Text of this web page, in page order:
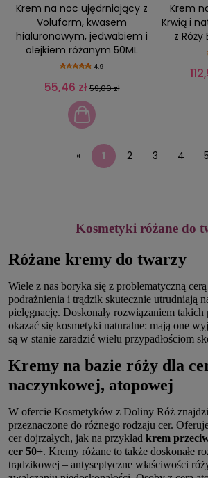
Krem na noc ujędrniający z
Voluform, kwasem
hialuronowym, jedwabiem i
olejkiem różanym 50ML
4.9
55,46 zł 59,00 zł
Krem
Krwią i
z Róży
« 1 2 3 4 5
Kosmetyki różane do
Różane kremy do twarzy
Wiele z nas boryka się z problematyczną
podrażnienia i trądzik skutecznie utrudniają
pielęgnację. Doskonały rozwiązaniem
okazać się kosmetyki naturalne: mają one
są w stanie zaradzić wielu przypadłościom
Kremy na bazie róży dla
naczynkowej, atopowej
W ofercie Kosmetyków z Doliny Róż
przeznaczone do różnego rodzaju cer.
cer dojrzałych, jak na przykład krem
cer 50+. Kremy różane to także doskonałe
trądzikowej – antyseptyczne właściwości